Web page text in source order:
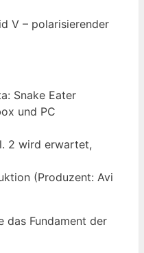
V – polarisierender
Snake Eater
und PC
2 wird erwartet,
(Produzent: Avi
das Fundament der